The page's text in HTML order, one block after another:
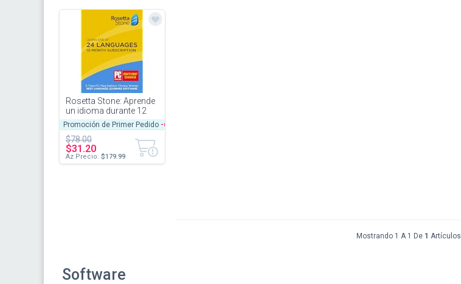
Promoción de Primer Pedido -60%
Rosetta Stone: Aprende
un idioma durante 12
meses en iOS, Android,
PC y Mac: acceso
móvil...
$78.00
$31.20
Az Precio: $179.99
Mostrando 1 A 1 De 1 Artículos
Software